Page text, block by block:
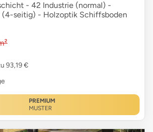
- 42 Industrie (normal) -
(4-seitig) - Holzoptik Schiffsboden
93,19 €
PREMIUM
MUSTER